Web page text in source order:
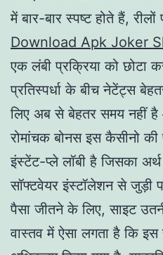
में बार-बार स्पष्ट होते हैं,
Download Apk Joker
एक लंबी प्रक्रिया को छोटा
प्रतिस्पर्धा के बीच नेटेंट्स
लिए अब से बेहतर समय नहीं
रोमांचक बोनस इस कैसीनो
इंस्टेंट-प्ले लॉबी है जिसका
सॉफ्टवेयर इंस्टॉलेशन से जुड़ी
पैसा जीतने के लिए, साइट
वास्तव में ऐसा लगता है कि